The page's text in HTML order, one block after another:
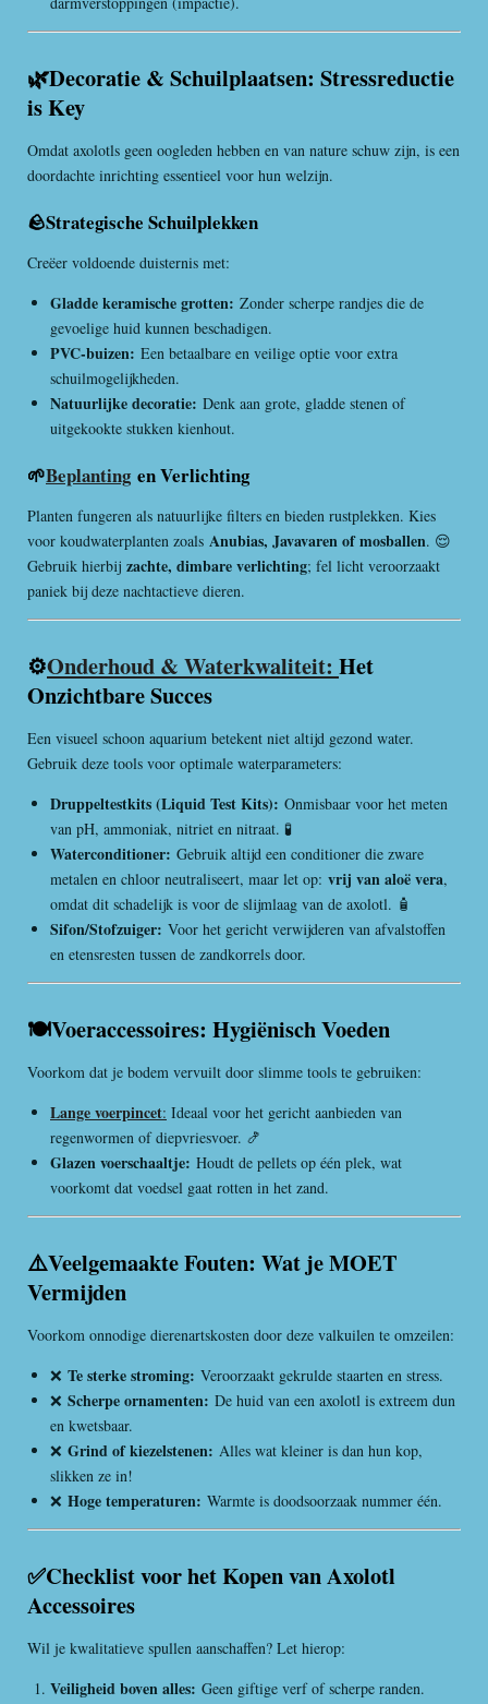
🌿Decoratie & Schuilplaatsen: Stressreductie
is Key
Omdat axolotls geen oogleden hebben en van nature schuw zijn, is een
doordachte inrichting essentieel voor hun welzijn.
🪨Strategische Schuilplekken
Creëer voldoende duisternis met:
Gladde keramische grotten: Zonder scherpe randjes die de
gevoelige huid kunnen beschadigen.
PVC-buizen: Een betaalbare en veilige optie voor extra
schuilmogelijkheden.
Natuurlijke decoratie: Denk aan grote, gladde stenen of
uitgekookte stukken kienhout.
🌱Beplanting en Verlichting
Planten fungeren als natuurlijke filters en bieden rustplekken. Kies
voor koudwaterplanten zoals Anubias, Javavaren of mosballen. 😌
Gebruik hierbij zachte, dimbare verlichting; fel licht veroorzaakt
paniek bij deze nachtactieve dieren.
⚙️Onderhoud & Waterkwaliteit: Het
Onzichtbare Succes
Een visueel schoon aquarium betekent niet altijd gezond water.
Gebruik deze tools voor optimale waterparameters:
Druppeltestkits (Liquid Test Kits): Onmisbaar voor het meten
van pH, ammoniak, nitriet en nitraat. 🧪
Waterconditioner: Gebruik altijd een conditioner die zware
metalen en chloor neutraliseert, maar let op: vrij van aloë vera,
omdat dit schadelijk is voor de slijmlaag van de axolotl. 🧴
Sifon/Stofzuiger: Voor het gericht verwijderen van afvalstoffen
en etensresten tussen de zandkorrels door.
🍽️Voeraccessoires: Hygiënisch Voeden
Voorkom dat je bodem vervuilt door slimme tools te gebruiken:
Lange voerpincet: Ideaal voor het gericht aanbieden van
regenwormen of diepvriesvoer. 🍤
Glazen voerschaaltje: Houdt de pellets op één plek, wat
voorkomt dat voedsel gaat rotten in het zand.
⚠️Veelgemaakte Fouten: Wat je MOET
Vermijden
Voorkom onnodige dierenartskosten door deze valkuilen te omzeilen:
❌ Te sterke stroming: Veroorzaakt gekrulde staarten en stress.
❌ Scherpe ornamenten: De huid van een axolotl is extreem dun
en kwetsbaar.
❌ Grind of kiezelstenen: Alles wat kleiner is dan hun kop,
slikken ze in!
❌ Hoge temperaturen: Warmte is doodsoorzaak nummer één.
✅Checklist voor het Kopen van Axolotl
Accessoires
Wil je kwalitatieve spullen aanschaffen? Let hierop:
Veiligheid boven alles: Geen giftige verf of scherpe randen.